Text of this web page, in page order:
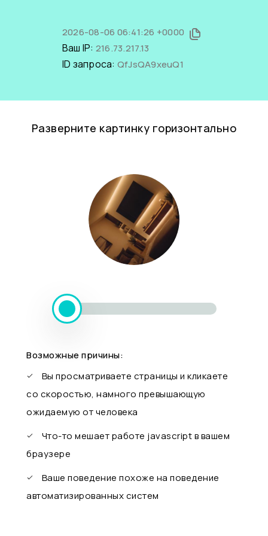
2026-08-06 06:41:26 +0000
Ваш IP: 216.73.217.13
ID запроса: QfJsQA9xeuQ1
Разверните картинку горизонтально
Возможные причины:
Вы просматриваете страницы и кликаете
со скоростью, намного превышающую
ожидаемую от человека
Что-то мешает работе javascript в вашем
браузере
Ваше поведение похоже на поведение
автоматизированных систем